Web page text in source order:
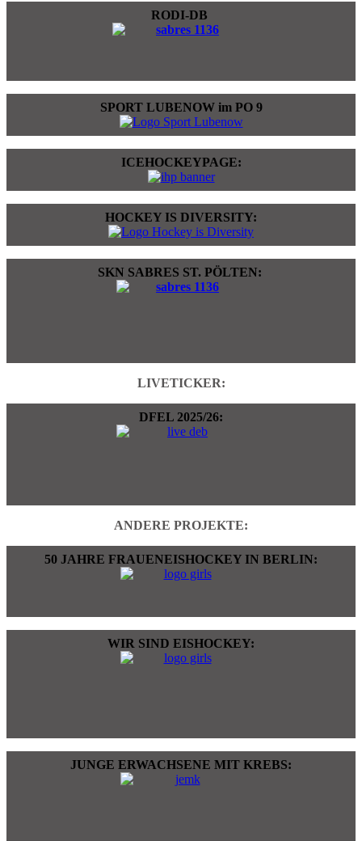
RODI-DB
SPORT LUBENOW im PO 9
ICEHOCKEYPAGE:
HOCKEY IS DIVERSITY:
SKN SABRES ST. PÖLTEN:
LIVETICKER:
DFEL 2025/26:
ANDERE PROJEKTE:
50 JAHRE FRAUENEISHOCKEY IN BERLIN:
WIR SIND EISHOCKEY:
JUNGE ERWACHSENE MIT KREBS: